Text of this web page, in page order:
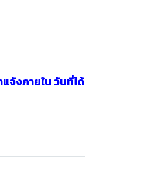
จ้งภายใน วันที่ได้